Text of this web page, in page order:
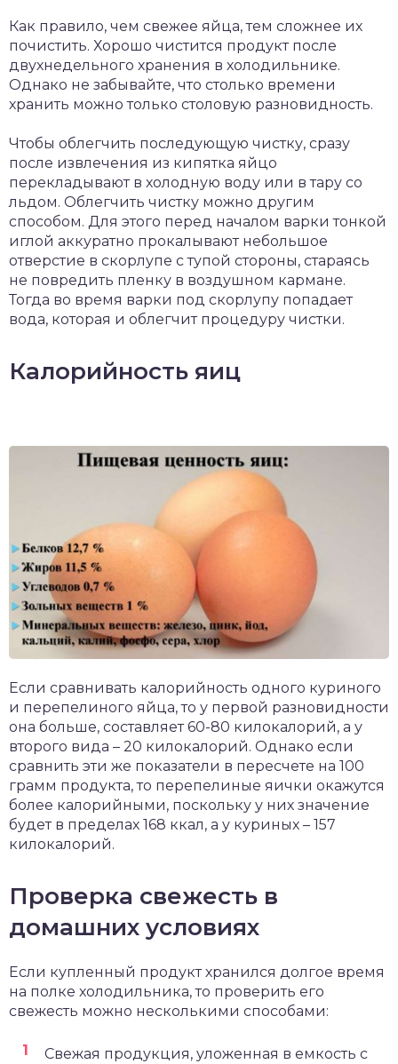
Как правило, чем свежее яйца, тем сложнее их
почистить. Хорошо чистится продукт после
двухнедельного хранения в холодильнике.
Однако не забывайте, что столько времени
хранить можно только столовую разновидность.
Чтобы облегчить последующую чистку, сразу
после извлечения из кипятка яйцо
перекладывают в холодную воду или в тару со
льдом. Облегчить чистку можно другим
способом. Для этого перед началом варки тонкой
иглой аккуратно прокалывают небольшое
отверстие в скорлупе с тупой стороны, стараясь
не повредить пленку в воздушном кармане.
Тогда во время варки под скорлупу попадает
вода, которая и облегчит процедуру чистки.
Калорийность яиц
Если сравнивать калорийность одного куриного
и перепелиного яйца, то у первой разновидности
она больше, составляет 60-80 килокалорий, а у
второго вида – 20 килокалорий. Однако если
сравнить эти же показатели в пересчете на 100
грамм продукта, то перепелиные яички окажутся
более калорийными, поскольку у них значение
будет в пределах 168 ккал, а у куриных – 157
килокалорий.
Проверка свежесть в
домашних условиях
Если купленный продукт хранился долгое время
на полке холодильника, то проверить его
свежесть можно несколькими способами:
Свежая продукция, уложенная в емкость с